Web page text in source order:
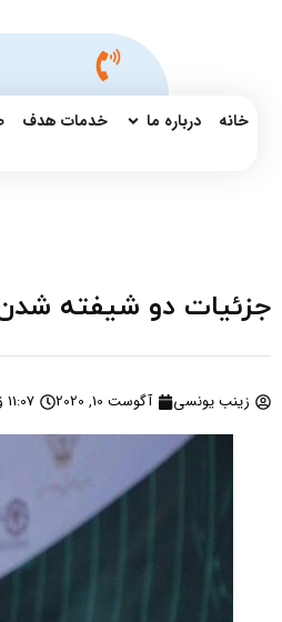
خانه درباره ما خدمات هدف
جزئیات دو شیفته شدن
زینب یونسی آگوست 10, 2020 11:07 ق.ظ